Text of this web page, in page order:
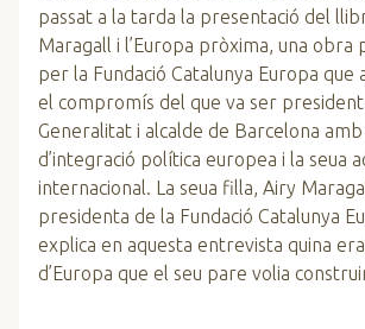
passat a la tarda la presentació del
Maragall i l’Europa pròxima, una obra
per la Fundació Catalunya Europa que
el compromís del que va ser
Generalitat i alcalde de Barcelona
d’integració política europea i la seua
internacional. La seua filla, Airy
presidenta de la Fundació Catalunya
explica en aquesta entrevista quina
d’Europa que el seu pare volia